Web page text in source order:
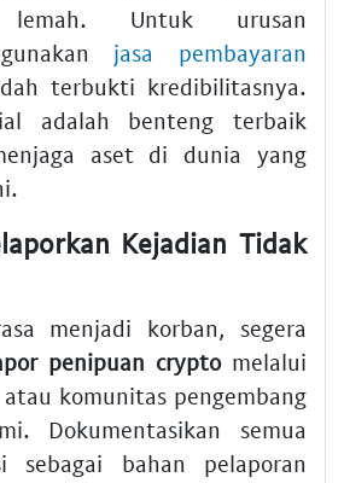
lemah. Untuk urusan
jasa pembayaran
terbukti kredibilitasnya.
adalah benteng terbaik
aset di dunia yang
Kejadian Tidak
menjadi korban, segera
penipuan cryptomelalui
komunitas pengembang
Dokumentasikan semua
sebagai bahan pelaporan